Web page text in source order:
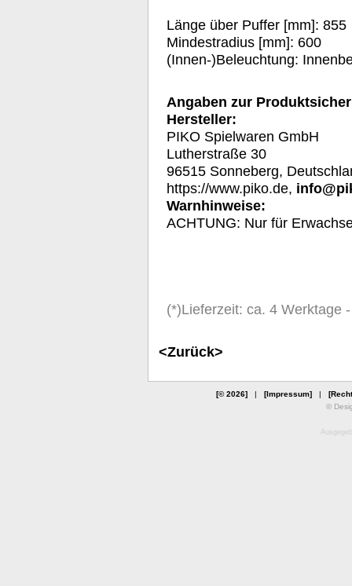
Länge über Puffer [mm]: 855
Mindestradius [mm]: 600
(Innen-)Beleuchtung:
Angaben zur
Hersteller:
PIKO Spielwaren GmbH
Lutherstraße 30
96515 Sonneberg,
https://www.piko.de,
Warnhinweise:
ACHTUNG: Nur für
(*)Lieferzeit: ca. 4 Werktage
<Zurück>
[© 2026]| [Impressum]|
©